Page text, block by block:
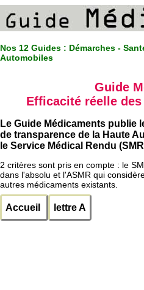
Nos 12 Guides : Démarches -
Automobiles
Guide
Efficacité réelle
Le Guide Médicaments publie
de transparence de la Haute
le Service Médical Rendu
2 critères sont pris en compte : le
dans l'absolu et l'ASMR qui
autres médicaments existants.
Accueil lettre A